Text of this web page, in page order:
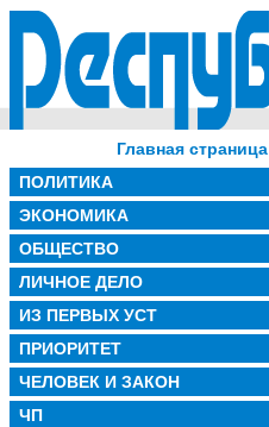
Главная страница
ПОЛИТИКА
ЭКОНОМИКА
ОБЩЕСТВО
ЛИЧНОЕ ДЕЛО
ИЗ ПЕРВЫХ УСТ
ПРИОРИТЕТ
ЧЕЛОВЕК И ЗАКОН
ЧП